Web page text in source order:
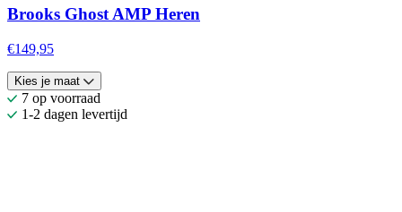
Brooks Ghost AMP Heren
€149,95
Kies je maat
7 op voorraad
1-2 dagen levertijd